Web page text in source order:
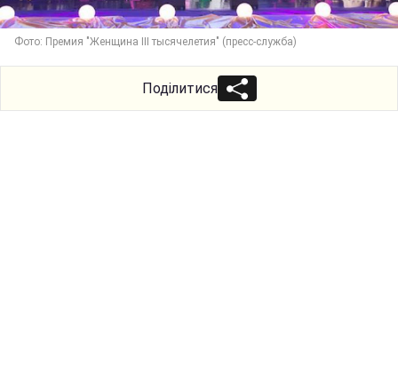
Фото: Премия "Женщина ІІІ тысячелетия" (пресс-служба)
Поділитися